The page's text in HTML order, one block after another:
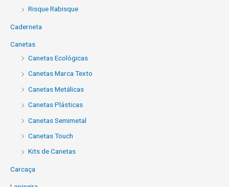
Risque Rabisque
Caderneta
Canetas
Canetas Ecológicas
Canetas Marca Texto
Canetas Metálicas
Canetas Plásticas
Canetas Semimetal
Canetas Touch
Kits de Canetas
Carcaça